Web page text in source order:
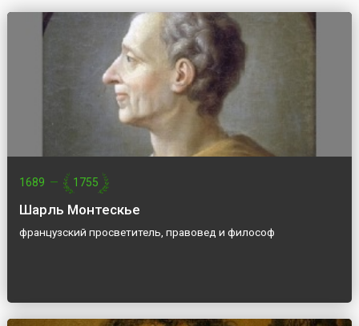
1689 — 1755
Шарль Монтескьe
французский просветитель, правовед и философ